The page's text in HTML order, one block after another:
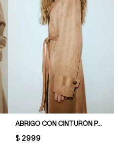
ABRIGO CON CINTURÓN PARA ATAR
PRICE:
$ 2999